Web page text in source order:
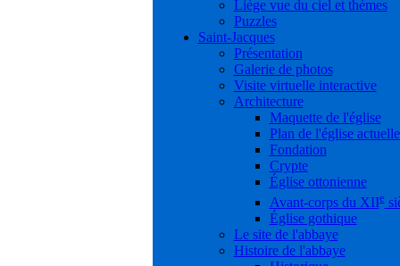
Liège vue du ciel et thèmes
Puzzles
Saint-Jacques
Présentation
Galerie de photos
Visite virtuelle interactive
Architecture
Maquette de l'église
Plan de l'église actuelle
Fondation
Crypte
Église ottonienne
Avant-corps du XIIe
Église gothique
Le site de l'abbaye
Histoire de l'abbaye